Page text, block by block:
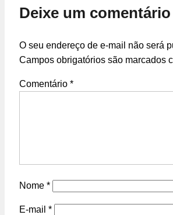
Deixe um comentário
O seu endereço de e-mail não será
Campos obrigatórios são marcados
Comentário *
Nome *
E-mail *